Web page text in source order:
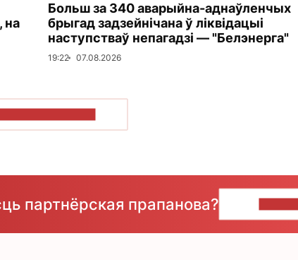
на
Больш за 340 аварыйна-аднаўленчых
брыгад задзейнічана ў ліквідацыі
наступстваў непагадзі — "Белэнерга"
19:22 07.08.2026
партнёрская прапанова?